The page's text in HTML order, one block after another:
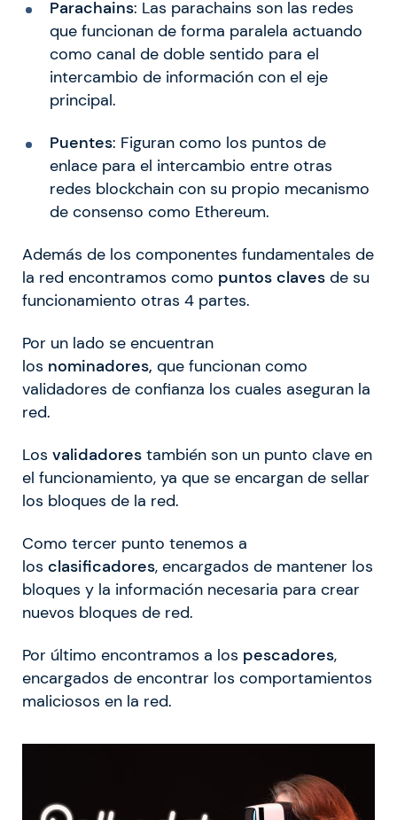
Parachains: Las parachains son las redes
que funcionan de forma paralela actuando
como canal de doble sentido para el
intercambio de información con el eje
principal.
Puentes: Figuran como los puntos de
enlace para el intercambio entre otras
redes blockchain con su propio mecanismo
de consenso como Ethereum.
Además de los componentes fundamentales de
la red encontramos como puntos claves de su
funcionamiento otras 4 partes.
Por un lado se encuentran
los nominadores, que funcionan como
validadores de confianza los cuales aseguran la
red.
Los validadores también son un punto clave en
el funcionamiento, ya que se encargan de sellar
los bloques de la red.
Como tercer punto tenemos a
los clasificadores, encargados de mantener los
bloques y la información necesaria para crear
nuevos bloques de red.
Por último encontramos a los pescadores,
encargados de encontrar los comportamientos
maliciosos en la red.